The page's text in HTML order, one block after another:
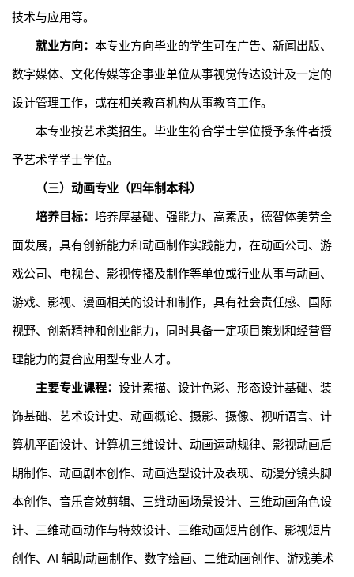
技术与应用等。
就业方向： 本专业方向毕业的学生可在广告、新闻出版、
数字媒体、文化传媒等企事业单位从事视觉传达设计及一定的
设计管理工作，或在相关教育机构从事教育工作。
本专业按艺术类招生。毕业生符合学士学位授予条件者授
予艺术学学士学位。
（三） 动画专业（四年制本科）
培养目标： 培养厚基础、强能力、高素质，德智体美劳全
面发展，具有创新能力和动画制作实践能力，在动画公司、游
戏公司、电视台、影视传播及制作等单位或行业从事与动画、
游戏、影视、漫画相关的设计和制作，具有社会责任感、国际
视野、创新精神和创业能力，同时具备一定项目策划和经营管
理能力的复合应用型专业人才。
主要专业课程： 设计素描、 设计色彩、 形态设计基础、装
饰基础、艺术设计史、动画概论、摄影、 摄像、视听语言、 计
算机平面设计、计算机三维设计、动画运动规律、 影视动画后
期制作、 动画剧本创作、动画造型设计及表现、 动漫分镜头脚
本创作、音乐音效剪辑、三维动画场景设计、三维动画角色设
计、 三维动画动作与特效设计、三维动画短片创作、 影视短片
创作、 AI 辅助动画制作、 数字绘画、 二维动画创作、 游戏美术